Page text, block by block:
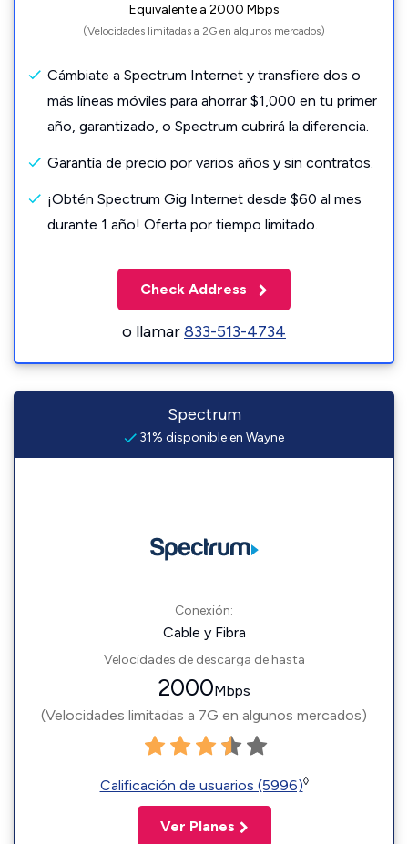
Equivalente a 2000 Mbps
(Velocidades limitadas a 2G en algunos mercados)
Cámbiate a Spectrum Internet y transfiere dos o
más líneas móviles para ahorrar $1,000 en tu primer
año, garantizado, o Spectrum cubrirá la diferencia.
Garantía de precio por varios años y sin contratos.
¡Obtén Spectrum Gig Internet desde $60 al mes
durante 1 año! Oferta por tiempo limitado.
Check Address
o llamar833-513-4734
Spectrum
31% disponible en Wayne
Conexión:
Cable y Fibra
Velocidades de descarga de hasta
2000Mbps
(Velocidades limitadas a 7G en algunos mercados)
Calificación de usuarios (5996)◊
Ver Planes